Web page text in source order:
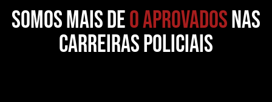
somos MAIS DE0APROVADOSNAS
CARREIRAS POLICIAIS